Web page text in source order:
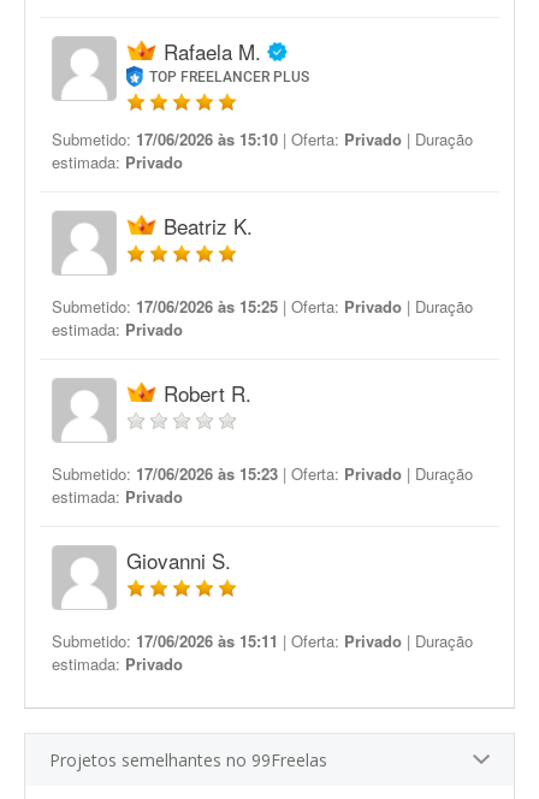
Rafaela M.
TOP FREELANCER PLUS
Submetido: 17/06/2026 às 15:10 | Oferta: Privado | Duração
estimada: Privado
Beatriz K.
Submetido: 17/06/2026 às 15:25 | Oferta: Privado | Duração
estimada: Privado
Robert R.
Submetido: 17/06/2026 às 15:23 | Oferta: Privado | Duração
estimada: Privado
Giovanni S.
Submetido: 17/06/2026 às 15:11 | Oferta: Privado | Duração
estimada: Privado
Projetos semelhantes no 99Freelas